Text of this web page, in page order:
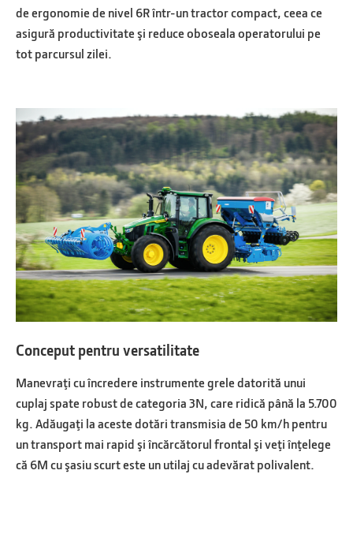
de ergonomie de nivel 6R într-un tractor compact, ceea ce
asigură productivitate şi reduce oboseala operatorului pe
tot parcursul zilei.
Conceput pentru versatilitate
Manevraţi cu încredere instrumente grele datorită unui
cuplaj spate robust de categoria 3N, care ridică până la 5.700
kg. Adăugaţi la aceste dotări transmisia de 50 km/h pentru
un transport mai rapid şi încărcătorul frontal şi veţi înţelege
că 6M cu şasiu scurt este un utilaj cu adevărat polivalent.